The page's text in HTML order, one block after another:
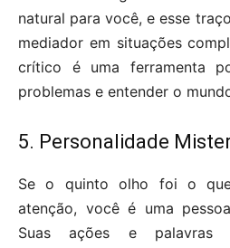
natural para você, e esse
mediador em situações
crítico é uma ferramenta
problemas e entender o
5. Personalidade
Se o quinto olho foi o
atenção, você é uma
Suas ações e palavras